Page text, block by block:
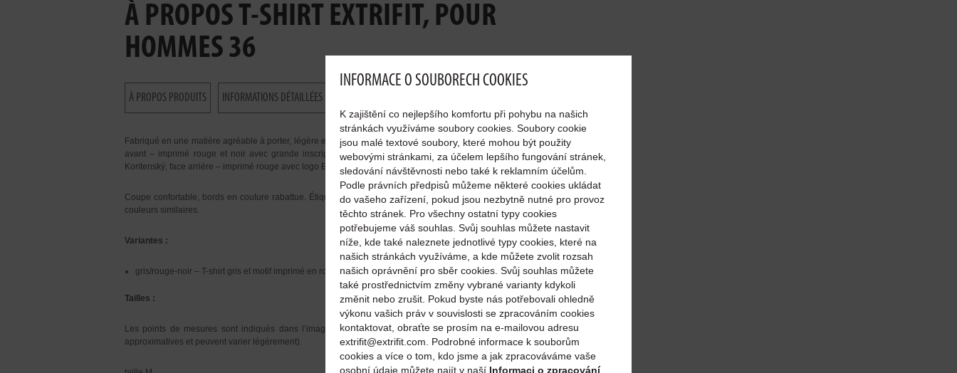
À PROPOS T-SHIRT EXTRIFIT, POUR
HOMMES 36
À PROPOS PRODUITS INFORMATIONS DÉTAILLÉES
Fabriqué en une matière agréable à porter, légère et élastique, avec motifs imprimés à l’avant et à l’arrière. Face
avant – imprimé rouge et noir avec grande inscription « workout » recouverte par le corps musclé de Vojta
Koritenský, face arrière – imprimé rouge avec logo Extrifit. Manches retroussées.
Coupe confortable, bords en couture rabattue. Étiquette tissée sur la manche gauche. Laver avec vêtement de
couleurs similaires.
Variantes :
gris/rouge-noir – T-shirt gris et motif imprimé en rouge et noir
Tailles :
Les points de mesures sont indiqués dans l’image attachée à titre illustratif (les dimensions signalées sont
approximatives et peuvent varier légèrement).
INFORMACE O SOUBORECH COOKIES
K zajištění co nejlepšího komfortu při pohybu na našich
stránkách využíváme soubory cookies. Soubory cookie
jsou malé textové soubory, které mohou být použity
webovými stránkami, za účelem lepšího fungování stránek,
sledování návštěvnosti nebo také k reklamním účelům.
Podle právních předpisů můžeme některé cookies ukládat
do vašeho zařízení, pokud jsou nezbytně nutné pro provoz
těchto stránek. Pro všechny ostatní typy cookies
potřebujeme váš souhlas. Svůj souhlas můžete nastavit
níže, kde také naleznete jednotlivé typy cookies, které na
našich stránkách využíváme, a kde můžete zvolit rozsah
našich oprávnění pro sběr cookies. Svůj souhlas můžete
také prostřednictvím změny vybrané varianty kdykoli
změnit nebo zrušit. Pokud byste nás potřebovali ohledně
výkonu vašich práv v souvislosti se zpracováním cookies
kontaktovat, obraťte se prosím na e-mailovou adresu
extrifit@extrifit.com. Podrobné informace k souborům
cookies a více o tom, kdo jsme a jak zpracováváme vaše
osobní údaje můžete najít v naší Informaci o zpracování